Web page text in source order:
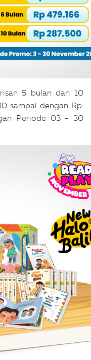
5 bulan dan 10
sampai dengan Rp.
Periode 03 - 30